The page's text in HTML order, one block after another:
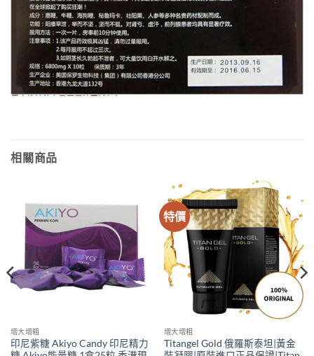
相關商品
增大增粗
印尼紫糖 Akiyo Candy 印尼精力
特價
增大增粗
Titangel Gold 俄羅斯泰坦|黃金